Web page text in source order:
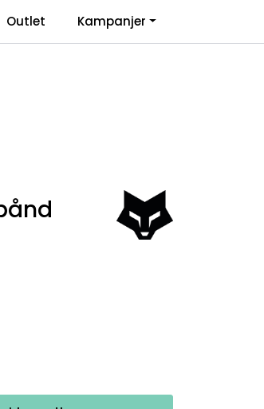
Favoritter Logg inn
Outlet Kampanjer